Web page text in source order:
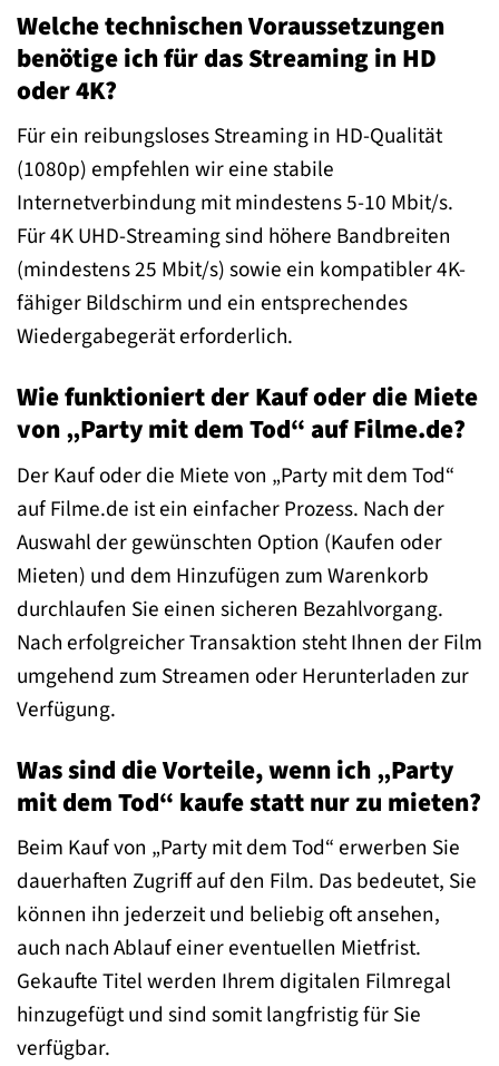
Welche technischen Voraussetzungen
benötige ich für das Streaming in HD
oder 4K?
Für ein reibungsloses Streaming in HD-Qualität
(1080p) empfehlen wir eine stabile
Internetverbindung mit mindestens 5-10 Mbit/s.
Für 4K UHD-Streaming sind höhere Bandbreiten
(mindestens 25 Mbit/s) sowie ein kompatibler 4K-
fähiger Bildschirm und ein entsprechendes
Wiedergabegerät erforderlich.
Wie funktioniert der Kauf oder die Miete
von „Party mit dem Tod“ auf Filme.de?
Der Kauf oder die Miete von „Party mit dem Tod“
auf Filme.de ist ein einfacher Prozess. Nach der
Auswahl der gewünschten Option (Kaufen oder
Mieten) und dem Hinzufügen zum Warenkorb
durchlaufen Sie einen sicheren Bezahlvorgang.
Nach erfolgreicher Transaktion steht Ihnen der Film
umgehend zum Streamen oder Herunterladen zur
Verfügung.
Was sind die Vorteile, wenn ich „Party
mit dem Tod“ kaufe statt nur zu mieten?
Beim Kauf von „Party mit dem Tod“ erwerben Sie
dauerhaften Zugriff auf den Film. Das bedeutet, Sie
können ihn jederzeit und beliebig oft ansehen,
auch nach Ablauf einer eventuellen Mietfrist.
Gekaufte Titel werden Ihrem digitalen Filmregal
hinzugefügt und sind somit langfristig für Sie
verfügbar.